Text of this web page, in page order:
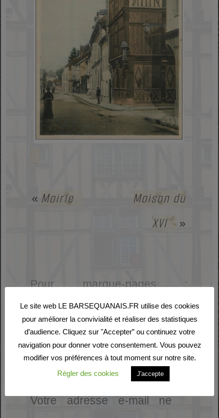
« Mairie
Maison du
XVI
»
Pour marque-pages :
Permalien .
Laisser un commentaire
Votre adresse e-mail ne
Le site web LE BARSEQUANAIS.FR utilise des cookies
pour améliorer la convivialité et réaliser des statistiques
d’audience. Cliquez sur "Accepter” ou continuez votre
navigation pour donner votre consentement. Vous pouvez
modifier vos préférences à tout moment sur notre site.
Régler des cookies
J'accepte